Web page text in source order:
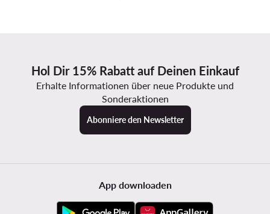
Hol Dir 15% Rabatt auf Deinen Einkauf
Erhalte Informationen über neue Produkte und
Sonderaktionen
Abonniere den Newsletter
App downloaden